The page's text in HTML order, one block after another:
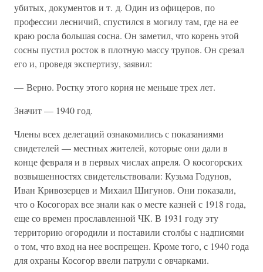
убитых, документов и т. д. Один из офицеров, по
профессии лесничий, спустился в могилу там, где на ее
краю росла большая сосна. Он заметил, что корень этой
сосны пустил росток в плотную массу трупов. Он срезал
его и, проведя экспертизу, заявил:
— Верно. Ростку этого корня не меньше трех лет.
Значит — 1940 год.
Члены всех делегаций ознакомились с показаниями
свидетелей — местных жителей, которые они дали в
конце февраля и в первых числах апреля. О косогорских
возвышенностях свидетельствовали: Кузьма Годунов,
Иван Кривозерцев и Михаил Шигунов. Они показали,
что о Косогорах все знали как о месте казней с 1918 года,
еще со времен прославленной ЧК. В 1931 году эту
территорию огородили и поставили столбы с надписями
о том, что вход на нее воспрещен. Кроме того, с 1940 года
для охраны Косогор ввели патрули с овчарками.